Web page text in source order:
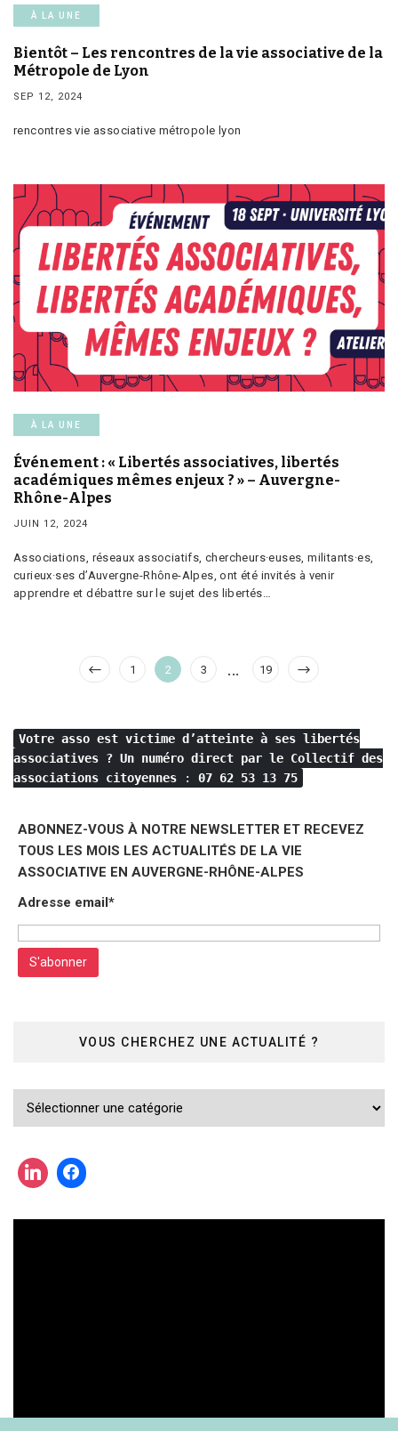
À LA UNE
Bientôt – Les rencontres de la vie associative de la
Métropole de Lyon
SEP 12, 2024
rencontres vie associative métropole lyon
À LA UNE
Événement : « Libertés associatives, libertés
académiques mêmes enjeux ? » – Auvergne-
Rhône-Alpes
JUIN 12, 2024
Associations, réseaux associatifs, chercheurs·euses, militants·es,
curieux·ses d’Auvergne-Rhône-Alpes, ont été invités à venir
apprendre et débattre sur le sujet des libertés…
Pagination
Page
1 Page
2 Page
3 … Page
19
Votre asso est victime d’atteinte à ses libertés
associatives ? Un numéro direct par le Collectif des
associations citoyennes : 07 62 53 13 75
ABONNEZ-VOUS À NOTRE NEWSLETTER ET RECEVEZ
TOUS LES MOIS LES ACTUALITÉS DE LA VIE
ASSOCIATIVE EN AUVERGNE-RHÔNE-ALPES
Adresse email*
VOUS CHERCHEZ UNE ACTUALITÉ ?
Vous
actualité
?